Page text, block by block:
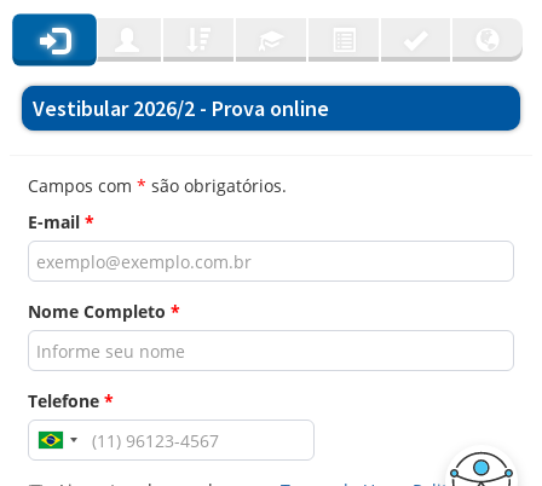
Vestibular 2026/2 - Prova online
Campos com * são obrigatórios.
E-mail *
Nome Completo *
Telefone *